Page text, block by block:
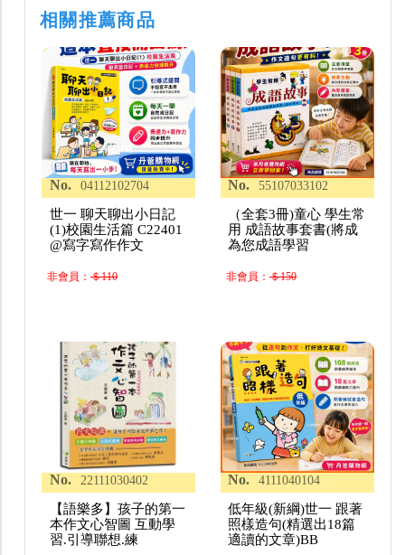
相關推薦商品
No. 04112102704
世一 聊天聊出小日記
(1)校園生活篇 C22401
@寫字寫作作文
非會員：＄110
No. 55107033102
（全套3冊)童心 學生常
用 成語故事套書(將成
為您成語學習
非會員：＄150
No. 22111030402
【語樂多】孩子的第一
本作文心智圖 互動學
習.引導聯想.練
No. 4111040104
低年級(新綱)世一 跟著
照樣造句(精選出18篇
適讀的文章)BB